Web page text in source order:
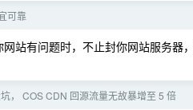
可靠
站有问题时，不止封你网站服务器
， COS CDN 回源流量无故暴增至 5 倍